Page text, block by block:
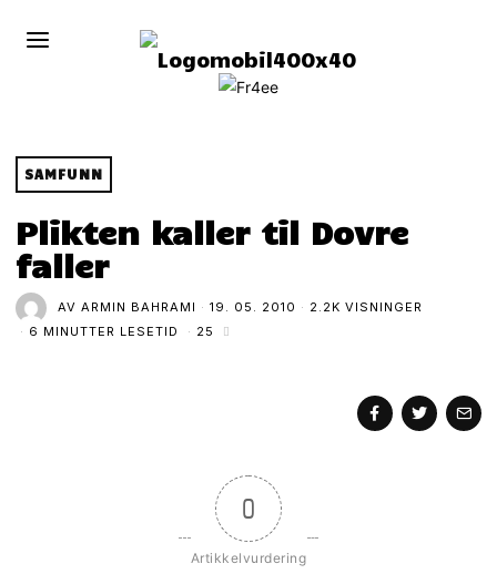
SAMFUNN
Plikten kaller til Dovre
faller
AVARMIN BAHRAMI 19. 05. 2010
2.2K VISNINGER
6 MINUTTER LESETID
25
0
Artikkelvurdering